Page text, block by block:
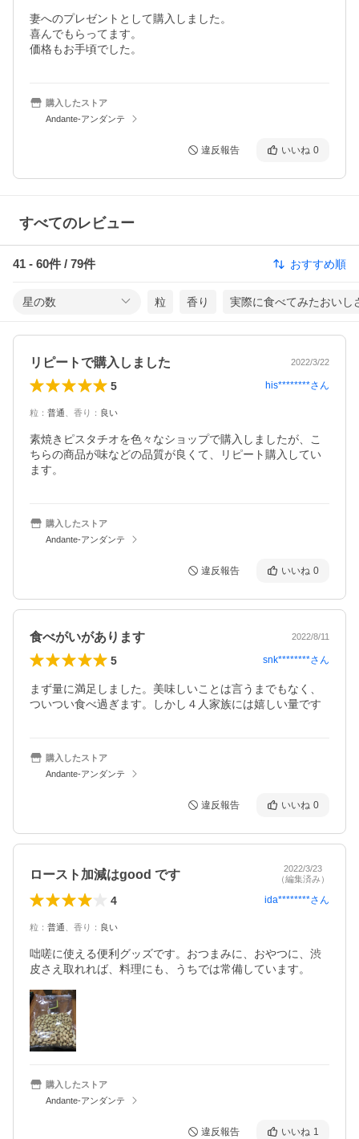
妻へのプレゼントとして購入しました。
喜んでもらってます。
購入したストア
Andante-アンダンテ
違反報告 いいね 0
すべてのレビュー
41 - 60件 / 79件 おすすめ順
星の数 粒 香り 実際に食べてみたおいし
リピートで購入しました 2022/3/22
5 his********さん
粒 ： 普通 香り ： 良い
素焼きピスタチオを色々なショップで購入しましたが、こ
ちらの商品が味などの品質が良くて、リピート購入してい
ます。
購入したストア
Andante-アンダンテ
違反報告 いいね 0
食べがいがあります 2022/8/11
5 snk********さん
まず量に満足しました。美味しいことは言うまでもなく、
ついつい食べ過ぎます。しかし４人家族には嬉しい量です
購入したストア
Andante-アンダンテ
違反報告 いいね 0
ロースト加減はgood です
2022/3/23
（編集済み）
4 ida********さん
粒 ： 普通 香り ： 良い
咄嗟に使える便利グッズです。おつまみに、おやつに、渋
皮さえ取れれば、料理にも、うちでは常備しています。
購入したストア
Andante-アンダンテ
違反報告 いいね 1